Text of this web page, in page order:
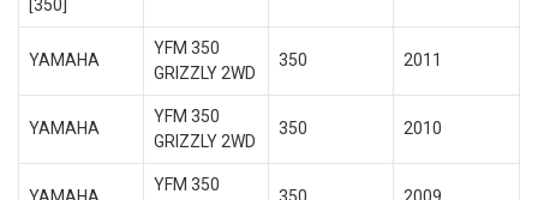
[350]
YAMAHA
YFM 350
GRIZZLY 2WD
350 2011
YAMAHA
YFM 350
GRIZZLY 2WD
350 2010
YFM 350